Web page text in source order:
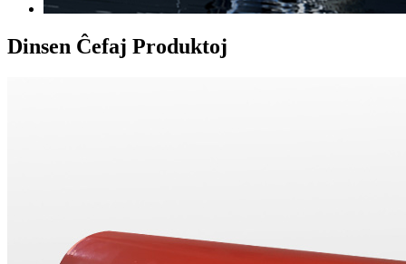
Dinsen Ĉefaj Produktoj